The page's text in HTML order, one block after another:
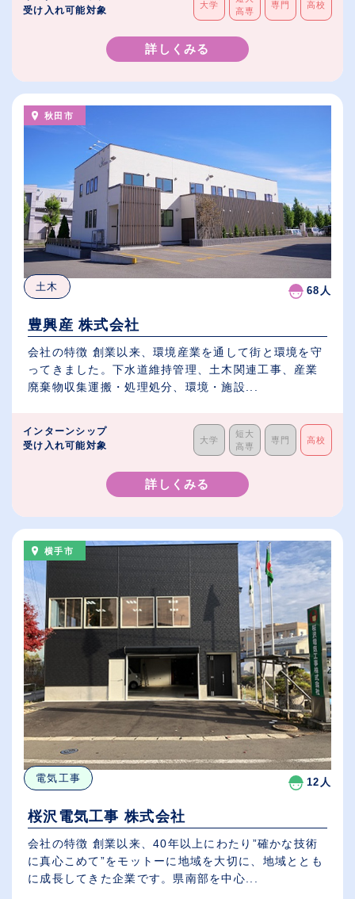
受け入れ可能対象
大学
高専
専門 高校
詳しくみる
秋田市
土木 68人
豊興産 株式会社
会社の特徴 創業以来、環境産業を通して街と環境を守
ってきました。下水道維持管理、土木関連工事、産業
廃棄物収集運搬・処理処分、環境・施設...
インターンシップ
受け入れ可能対象
大学
短大
高専
専門 高校
詳しくみる
横手市
電気工事 12人
桜沢電気工事 株式会社
会社の特徴 創業以来、40年以上にわたり”確かな技術
に真心こめて”をモットーに地域を大切に、地域ととも
に成長してきた企業です。県南部を中心...